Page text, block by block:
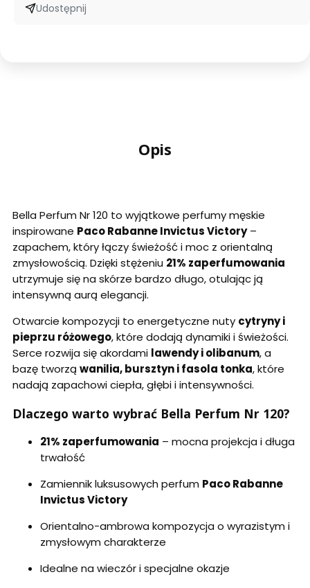
Udostępnij
Opis
Bella Perfum Nr 120 to wyjątkowe perfumy męskie
inspirowane Paco Rabanne Invictus Victory–
zapachem, który łączy świeżość i moc z orientalną
zmysłowością. Dzięki stężeniu 21% zaperfumowania
utrzymuje się na skórze bardzo długo, otulając ją
intensywną aurą elegancji.
Otwarcie kompozycji to energetyczne nuty cytryny i
pieprzu różowego, które dodają dynamiki i świeżości.
Serce rozwija się akordami lawendy i olibanum, a
bazę tworzą wanilia, bursztyn i fasola tonka, które
nadają zapachowi ciepła, głębi i intensywności.
Dlaczego warto wybrać Bella Perfum Nr 120?
21% zaperfumowania – mocna projekcja i długa
trwałość
Zamiennik luksusowych perfum Paco Rabanne
Invictus Victory
Orientalno-ambrowa kompozycja o wyrazistym i
zmysłowym charakterze
Idealne na wieczór i specjalne okazje